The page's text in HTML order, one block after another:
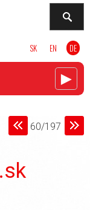
SK EN DE
►
60/197